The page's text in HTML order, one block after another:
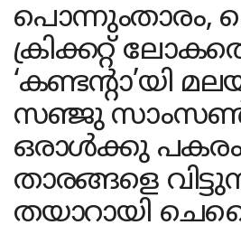
ക്രിക്കറ്റ്
‘കണ്ടന്റാ’യി
സഞ്ജു
ഒരാൾക്കു
താരങ്ങളെ
തയാറായി